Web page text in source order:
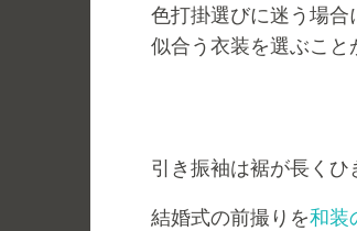
色打掛選びに迷う場合
似合う衣装を選ぶこと
引き振袖は裾が長く
結婚式の前撮りを和装